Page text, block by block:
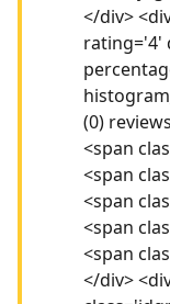
</div>
rating='4'
(0)
<span
<span
<span
<span
<span
</div>